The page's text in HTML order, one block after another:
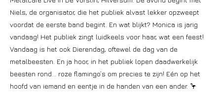
Niels, de organisator, die het publiek alvast lekker opzweept
voordat de eerste band begint. En wat blijkt? Monica is jarig
vandaag! Het publiek zingt luidkeels voor haar, wat een feest!
Vandaag is het ook Dierendag, oftewel de dag van de
metalbeesten. En ja hoor, in het publiek lopen daadwerkelijk
beesten rond… roze flamingo’s om precies te zijn! Eén op het
hoofd van iemand en eentje in de handen van een ander. 🦩